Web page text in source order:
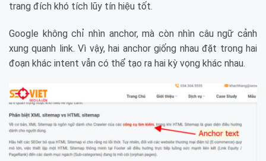
trang đích khó tích lũy tín hiệu tốt.
Google không chỉ nhìn anchor, mà còn nhìn câu ngữ cảnh
xung quanh link. Vì vậy, hai anchor giống nhau đặt trong hai
đoạn khác intent vẫn có thể tạo ra hai kỳ vọng khác nhau.